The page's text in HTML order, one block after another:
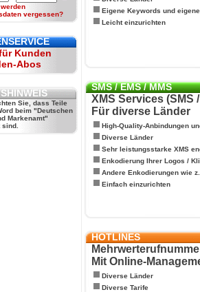
vergessen?
Kunden
Abos
Sie, dass Teile
beim "Deutschen
Markenamt"
Eigene Keywords und
Leicht einzurichten
SMS / EMS / MMS
XMS Services (SMS
Für diverse Länder
High-Quality-Anbindungen
Diverse Länder
Sehr leistungsstarke XMS
Enkodierung Ihrer Logos /
Andere Enkodierungen wie
Einfach einzurichten
HOTLINES
Mit Online-
Diverse Länder
Diverse Tarife